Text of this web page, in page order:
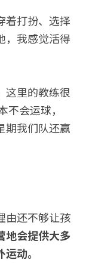
着打扮、选择
，我感觉活得
这里的教练很
会运球，
期我们队还赢
由还不够让孩
地会提供大多
动。